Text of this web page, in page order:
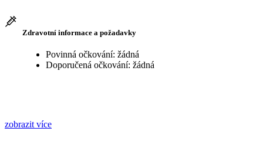
Zdravotní informace a požadavky
Povinná očkování: žádná
Doporučená očkování: žádná
zobrazit více